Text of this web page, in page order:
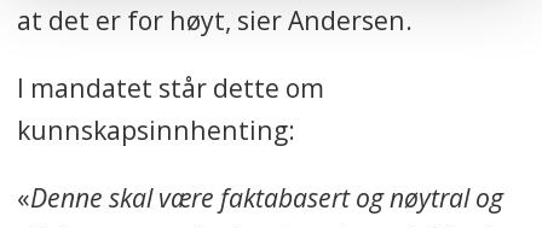
at det er for høyt, sier Andersen.
I mandatet står dette om
kunnskapsinnhenting:
«Denne skal være faktabasert og nøytral og